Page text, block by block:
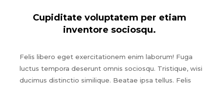
Cupiditate voluptatem per etiam
inventore sociosqu.
Felis libero eget exercitationem enim laborum! Fuga
luctus tempora deserunt omnis sociosqu. Tristique, wisi
ducimus distinctio similique. Beatae ipsa tellus. Felis